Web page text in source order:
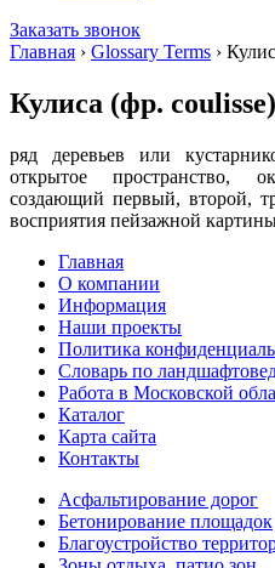
Заказать звонок
Главная › Glossary Terms ›
Кулиса (фр. coulisse)
ряд деревьев или
открытое пространство,
создающий первый, второй,
восприятия пейзажной
Главная
О компании
Информация
Наши проекты
Политика
Словарь по
Работа в Московской
Каталог
Карта сайта
Контакты
Асфальтирование дорог
Бетонирование площадок
Благоустройство